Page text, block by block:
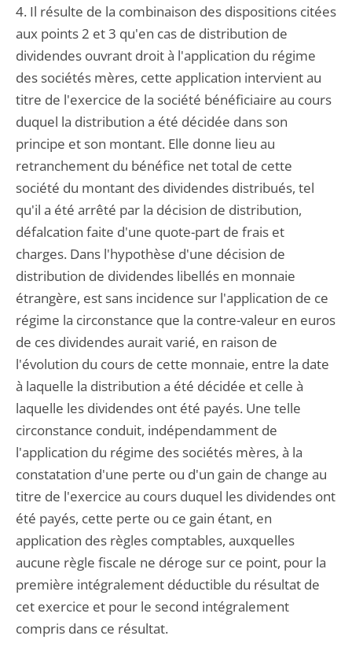
4. Il résulte de la combinaison des dispositions citées
aux points 2 et 3 qu'en cas de distribution de
dividendes ouvrant droit à l'application du régime
des sociétés mères, cette application intervient au
titre de l'exercice de la société bénéficiaire au cours
duquel la distribution a été décidée dans son
principe et son montant. Elle donne lieu au
retranchement du bénéfice net total de cette
société du montant des dividendes distribués, tel
qu'il a été arrêté par la décision de distribution,
défalcation faite d'une quote-part de frais et
charges. Dans l'hypothèse d'une décision de
distribution de dividendes libellés en monnaie
étrangère, est sans incidence sur l'application de ce
régime la circonstance que la contre-valeur en euros
de ces dividendes aurait varié, en raison de
l'évolution du cours de cette monnaie, entre la date
à laquelle la distribution a été décidée et celle à
laquelle les dividendes ont été payés. Une telle
circonstance conduit, indépendamment de
l'application du régime des sociétés mères, à la
constatation d'une perte ou d'un gain de change au
titre de l'exercice au cours duquel les dividendes ont
été payés, cette perte ou ce gain étant, en
application des règles comptables, auxquelles
aucune règle fiscale ne déroge sur ce point, pour la
première intégralement déductible du résultat de
cet exercice et pour le second intégralement
compris dans ce résultat.